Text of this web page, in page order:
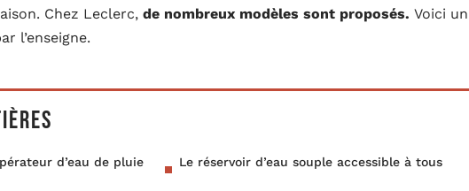
Chez Leclerc, de nombreux modèles sont proposés. Voici un
l’enseigne.
d’eau de pluie
Le réservoir d’eau souple accessible à tous